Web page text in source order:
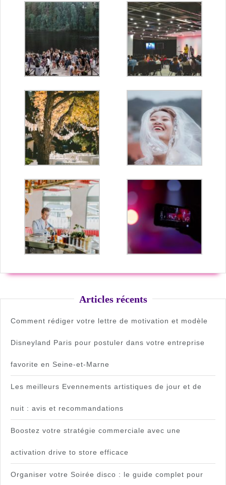
Articles récents
Comment rédiger votre lettre de motivation et modèle
Disneyland Paris pour postuler dans votre entreprise
favorite en Seine-et-Marne
Les meilleurs Evennements artistiques de jour et de
nuit : avis et recommandations
Boostez votre stratégie commerciale avec une
activation drive to store efficace
Organiser votre Soirée disco : le guide complet pour